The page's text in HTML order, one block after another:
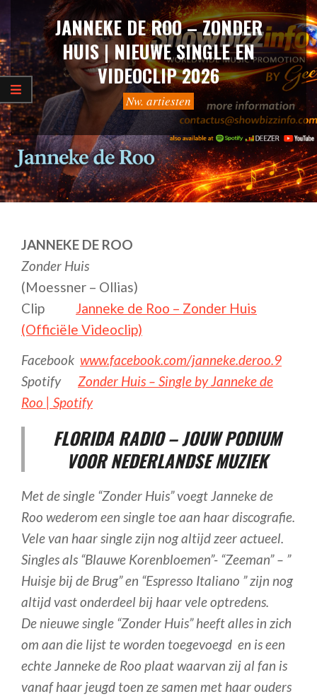
JANNEKE DE ROO – ZONDER
HUIS | NIEUWE SINGLE EN
VIDEOCLIP 2026
Nw. artiesten
JANNEKE DE ROO
Zonder Huis
(Moessner – Ollias)
Clip Janneke de Roo – Zonder Huis
(Officiële Videoclip)
Facebook www.facebook.com/janneke.deroo.9
Spotify Zonder Huis – Single by Janneke de
Roo | Spotify
FLORIDA RADIO – JOUW PODIUM
VOOR NEDERLANDSE MUZIEK
Met de single “Zonder Huis” voegt Janneke de
Roo wederom een single toe aan haar discografie.
Vele van haar single zijn nog altijd zeer actueel.
Singles als “Blauwe Korenbloemen”- “Zeeman” – ”
Huisje bij de Brug” en “Espresso Italiano ” zijn nog
altijd vast onderdeel bij haar vele optredens.
De nieuwe single “Zonder Huis” heeft alles in zich
om aan die lijst te worden toegevoegd en is een
echte Janneke de Roo plaat waarvan zij al fan is
vanaf haar jeugd toen ze samen met haar ouders